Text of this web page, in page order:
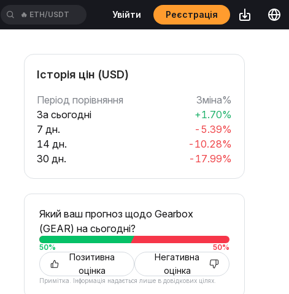
🔥 ETH/USDT Увійти Реєстрація
Історія цін (USD)
Період порівняння
Зміна%
За сьогодні
+1.70%
7 дн.
-5.39%
14 дн.
-10.28%
30 дн.
-17.99%
Який ваш прогноз щодо Gearbox
(GEAR) на сьогодні?
50% 50%
Позитивна
оцінка
Негативна
оцінка
Примітка. Інформація надається лише в довідкових цілях.